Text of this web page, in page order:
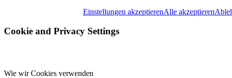
Einstellungen akzeptierenAlle akzeptieren
Cookie and Privacy Settings
Wie wir Cookies verwenden